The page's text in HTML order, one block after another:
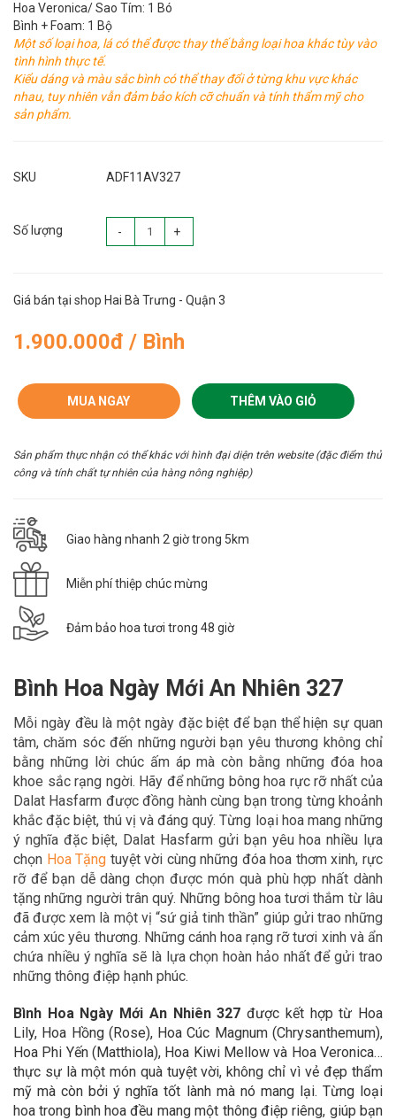
Hoa Veronica/ Sao Tím: 1 Bó
Bình + Foam: 1 Bộ
Một số loại hoa, lá có thể được thay thế bằng loại hoa khác tùy vào
tình hình thực tế.
Kiểu dáng và màu sắc bình có thể thay đổi ở từng khu vực khác
nhau, tuy nhiên vẫn đảm bảo kích cỡ chuẩn và tính thẩm mỹ cho
sản phẩm.
SKU ADF11AV327
Số lượng - +
Giá bán tại shop Hai Bà Trưng - Quận 3
1.900.000đ / Bình
MUA NGAY THÊM VÀO GIỎ
Sản phẩm thực nhận có thể khác với hình đại diện trên website (đặc điểm thủ
công và tính chất tự nhiên của hàng nông nghiệp)
Giao hàng nhanh 2 giờ trong 5km
Miễn phí thiệp chúc mừng
Đảm bảo hoa tươi trong 48 giờ
Bình Hoa Ngày Mới An Nhiên 327
Mỗi ngày đều là một ngày đặc biệt để bạn thể hiện sự quan
tâm, chăm sóc đến những người bạn yêu thương không chỉ
bằng những lời chúc ấm áp mà còn bằng những đóa hoa
khoe sắc rạng ngời. Hãy đểnhững bông hoa rực rỡ nhất của
Dalat Hasfarm được đồng hành cùng bạn trong từng khoảnh
khắc đặc biệt, thú vị và đáng quý. Từng loại hoa mang những
ý nghĩa đặc biệt, Dalat Hasfarm gửi bạn yêu hoa nhiều lựa
chọn Hoa Tặng tuyệt vời cùng những đóa hoa thơm xinh, rực
rỡ để bạn dễ dàng chọn được món quà phù hợp nhất dành
tặng những người trân quý. Những bông hoa tươi thắm từ lâu
đã được xem là một vị “sứ giả tinh thần” giúp gửi trao những
cảm xúc yêu thương. Những cánh hoa rạng rỡ tươi xinh và ẩn
chứa nhiều ý nghĩa sẽ là lựa chọn hoàn hảo nhất để gửi trao
những thông điệp hạnh phúc.
Bình Hoa Ngày Mới An Nhiên 327được kết hợp từ Hoa
Lily, Hoa Hồng (Rose), Hoa Cúc Magnum (Chrysanthemum),
Hoa Phi Yến (Matthiola), Hoa Kiwi Mellow và Hoa Veronica…
thực sự là một món quà tuyệt vời, không chỉ vì vẻ đẹp thẩm
mỹ mà còn bởi ý nghĩa tốt lành mà nó mang lại. Từng loại
hoa trong bình hoa đều mang một thông điệp riêng, giúp bạn